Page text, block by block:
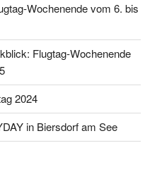
Wochenende vom 6. bis
Flugtag-Wochenende
2024
in Biersdorf am See